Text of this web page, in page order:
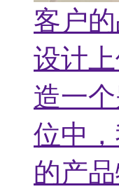
客户
设计
造一
位中
的产品